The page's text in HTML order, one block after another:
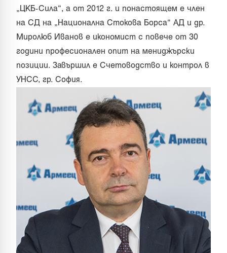
„ЦКБ-Сила“, а от 2012 г. и понастоящем е член
на СД на „Национална Стокова Борса“ АД и др.
Миролюб Иванов е икономист с повече от 30
години професионален опит на мениджърски
позиции. Завършил е Счетоводство и контрол в
УНСС, гр. София.